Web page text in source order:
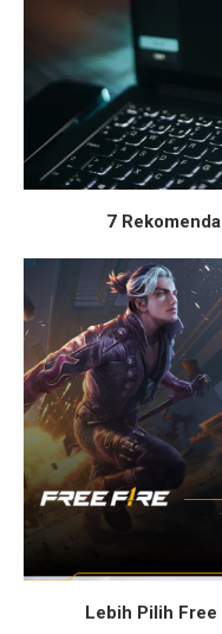
7
Lebih Pilih Free